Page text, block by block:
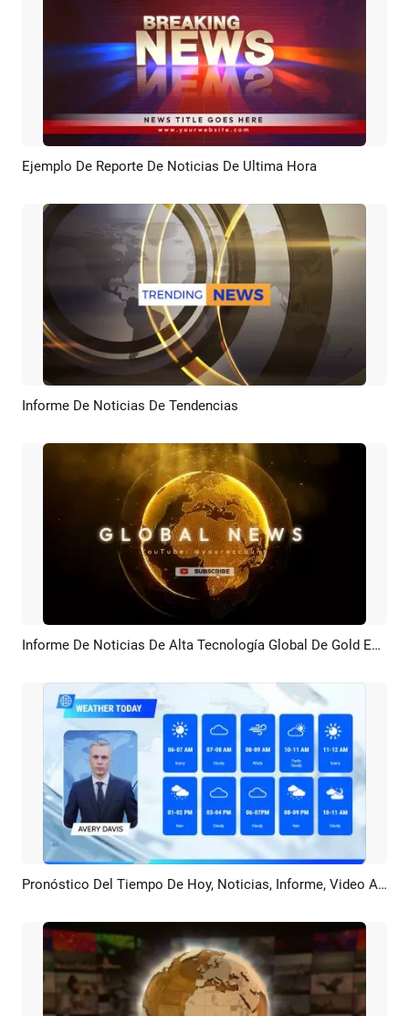
Previsualizar Crear IA
Ejemplo De Reporte De Noticias De Ultima Hora
Previsualizar Crear IA
Informe De Noticias De Tendencias
Previsualizar Crear IA Informe De Noticias De Alta Tecnología Global De Gold Earth: Introducción Al Canal De YouTube
Previsualizar Crear IA Pronóstico Del Tiempo De Hoy, Noticias, Informe, Video Animado, Estilo Moderno, Negocios Azules